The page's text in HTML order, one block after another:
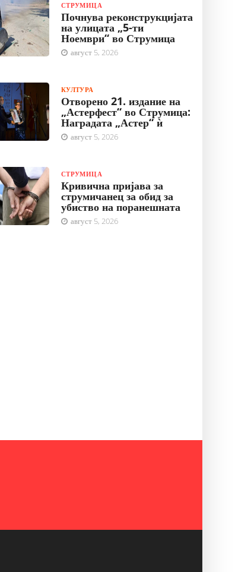
СТРУМИЦА
Почнува реконструкцијата
на улицата „5-ти
Ноември“ во Струмица
август 5, 2026
КУЛТУРА
Отворено 21. издание на
„Астерфест“ во Струмица:
Наградата „Астер“ ѝ
август 5, 2026
СТРУМИЦА
Кривична пријава за
струмичанец за обид за
убиство на поранешната
август 5, 2026